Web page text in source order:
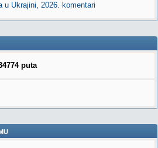
u Ukrajini, 2026. komentari
puta